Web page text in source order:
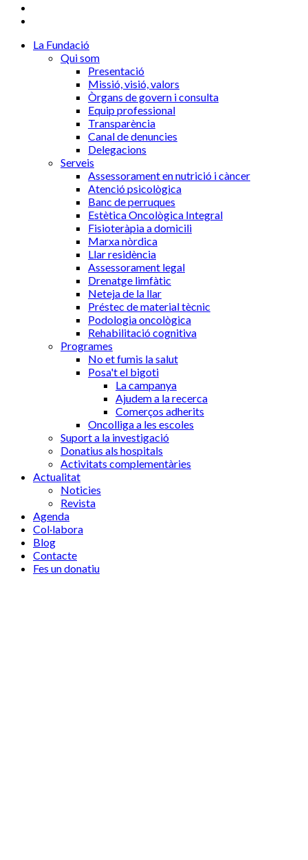
La Fundació
Qui som
Presentació
Missió, visió, valors
Òrgans de govern i consulta
Equip professional
Transparència
Canal de denuncies
Delegacions
Serveis
Assessorament en nutrició i càncer
Atenció psicològica
Banc de perruques
Estètica Oncològica Integral
Fisioteràpia a domicili
Marxa nòrdica
Llar residència
Assessorament legal
Drenatge limfàtic
Neteja de la llar
Préstec de material tècnic
Podologia oncològica
Rehabilitació cognitiva
Programes
No et fumis la salut
Posa't el bigoti
La campanya
Ajudem a la recerca
Comerços adherits
Oncolliga a les escoles
Suport a la investigació
Donatius als hospitals
Activitats complementàries
Actualitat
Noticies
Revista
Agenda
Col·labora
Blog
Contacte
Fes un donatiu